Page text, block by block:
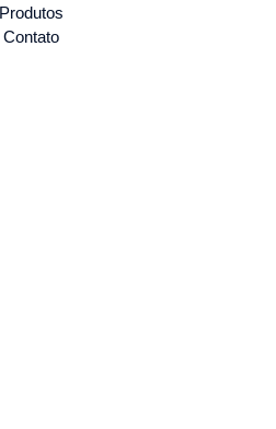
Produtos
Contato